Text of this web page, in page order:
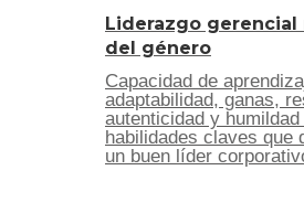
Liderazgo gerencial
del género
Capacidad de
adaptabilidad, ganas,
autenticidad y
habilidades claves que
un buen líder